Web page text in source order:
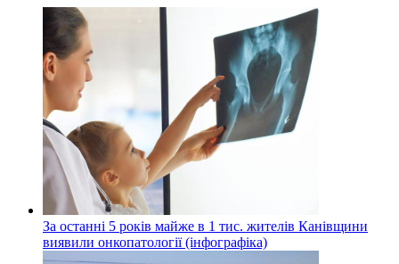
За останні 5 років майже в 1 тис. жителів Канівщини
виявили онкопатології (інфографіка)